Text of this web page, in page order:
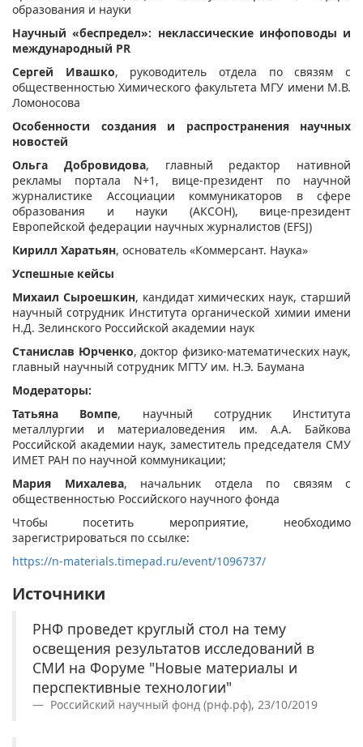
образования и науки
Научный «беспредел»: неклассические инфоповоды и
международный PR
Сергей Ивашко, руководитель отдела по связям с
общественностью Химического факультета МГУ имени М.В.
Ломоносова
Особенности создания и распространения научных
новостей
Ольга Добровидова, главный редактор нативной
рекламы портала N+1, вице-президент по научной
журналистике Ассоциации коммуникаторов в сфере
образования и науки (АКСОН), вице-президент
Европейской федерации научных журналистов (EFSJ)
Кирилл Харатьян, основатель «Коммерсант. Наука»
Успешные кейсы
Михаил Сыроешкин, кандидат химических наук, старший
научный сотрудник Института органической химии имени
Н.Д. Зелинского Российской академии наук
Станислав Юрченко, доктор физико-математических наук,
главный научный сотрудник МГТУ им. Н.Э. Баумана
Модераторы:
Татьяна Вомпе, научный сотрудник Института
металлургии и материаловедения им. А.А. Байкова
Российской академии наук, заместитель председателя СМУ
ИМЕТ РАН по научной коммуникации;
Мария Михалева, начальник отдела по связям с
общественностью Российского научного фонда
Чтобы посетить мероприятие, необходимо
зарегистрироваться по ссылке:
https://n-materials.timepad.ru/event/1096737/
Источники
РНФ проведет круглый стол на тему
освещения результатов исследований в
СМИ на Форуме "Новые материалы и
перспективные технологии"
Российский научный фонд (рнф.рф), 23/10/2019